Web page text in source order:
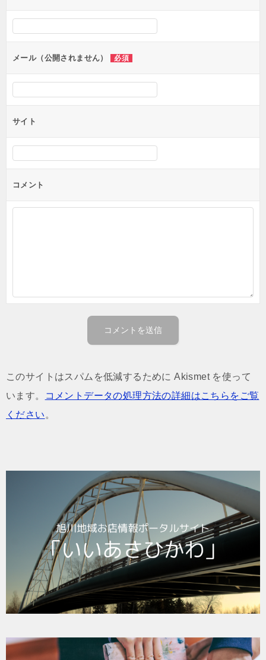
シ
ョ
ンメール（公開されません） 必須
サイト
コメント
このサイトはスパムを低減するために Akismet を使って
います。
コメントデータの処理方法の詳細はこちらをご覧
ください 。